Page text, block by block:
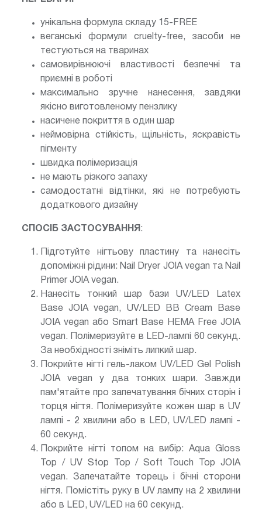
унікальна формула складу 15-FREE
веганські формули cruelty-free, засоби не
тестуються на тваринах
самовирівнюючі властивості безпечні та
приємні в роботі
максимально зручне нанесення, завдяки
якісно виготовленому пензлику
насичене покриття в один шар
неймовірна стійкість, щільність, яскравість
пігменту
швидка полімеризація
не мають різкого запаху
самодостатні відтінки, які не потребують
додаткового дизайну
СПОСІБ ЗАСТОСУВАННЯ :
Підготуйте нігтьову пластину та нанесіть
допоміжні рідини: Nail Dryer JOlA vegan та Nail
Primer JOlA vegan.
Нанесіть тонкий шар бази UV/LED Latex
Base JOIA vegan, UV/LED BB Cream Base
JOIA vegan або Smart Base HEMA Free JOIA
vegan. Полімеризуйте в LED-лампі 60 секунд.
За необхідності зніміть липкий шар.
Покрийте нігті гель-лаком UV/LED Gel Polish
JOIA vegan у два тонких шари. Завжди
пам'ятайте про запечатування бічних сторін і
торця нігтя. Полімеризуйте кожен шар в UV
лампі - 2 хвилини або в LED, UV/LED лампі -
60 секунд.
Покрийте нігті топом на вибір: Aqua Gloss
Top / UV Stop Top / Soft Touch Top JOIA
vegan. Запечатайте торець і бічні сторони
нігтя. Помістіть руку в UV лампу на 2 хвилини
або в LED, UV/LED на 60 секунд.